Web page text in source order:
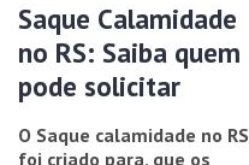
Saque Calamidade
no RS: Saiba quem
pode solicitar
O Saque calamidade no RS
foi criado para, que os